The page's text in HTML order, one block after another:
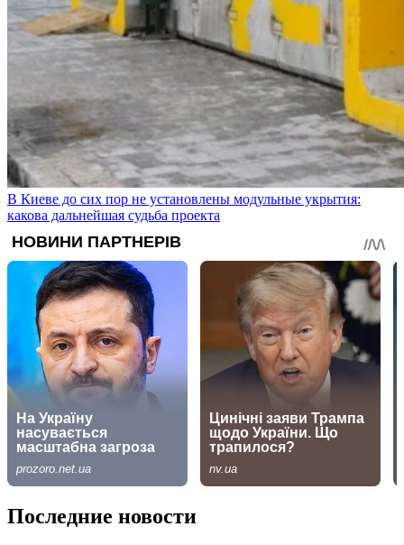
В Киеве до сих пор не установлены модульные укрытия:
какова дальнейшая судьба проекта
Последние новости